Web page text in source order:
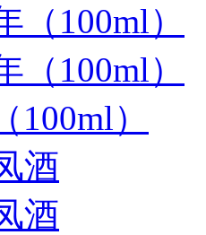
（100ml）
（100ml）
100ml）
酒
酒